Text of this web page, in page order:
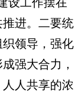
设工作摆在
进。二要统
领导，强化
强大合力，
人共享的浓